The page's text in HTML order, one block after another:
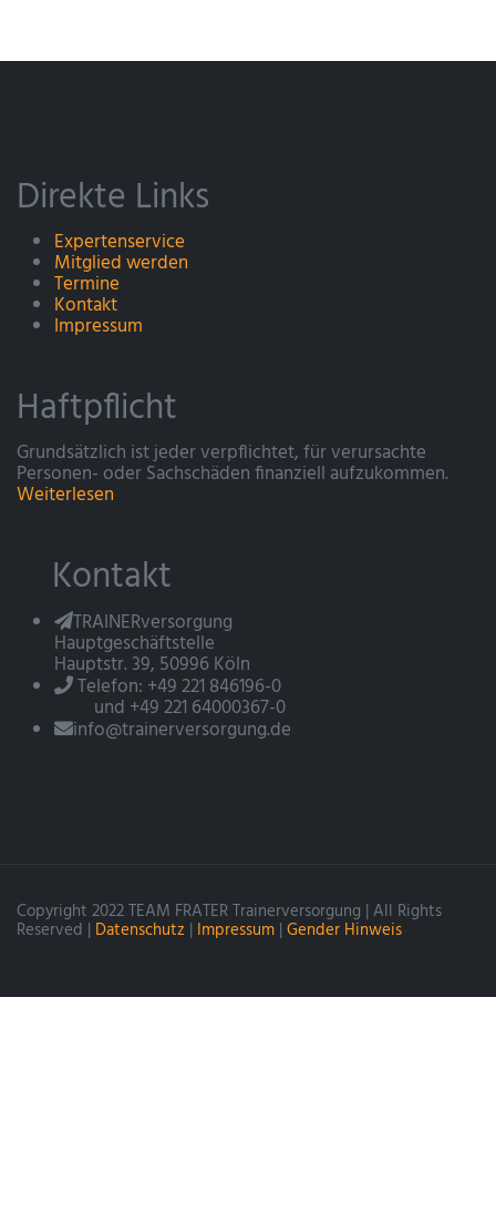
Direkte Links
Expertenservice
Mitglied werden
Termine
Kontakt
Impressum
Haftpflicht
Grundsätzlich ist jeder verpflichtet, für verursachte
Personen- oder Sachschäden finanziell aufzukommen.
Weiterlesen
Kontakt
TRAINERversorgung
Hauptgeschäftstelle
Hauptstr. 39, 50996 Köln
Telefon: +49 221 846196-0
und +49 221 64000367-0
info@trainerversorgung.de
Copyright 2022 TEAM FRATER Trainerversorgung | All Rights
Reserved | Datenschutz | Impressum | Gender Hinweis